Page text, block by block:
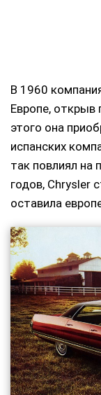
В 1960
Европе, открыв
этого она
испанских
так повлиял на
годов, Chrysler
оставила